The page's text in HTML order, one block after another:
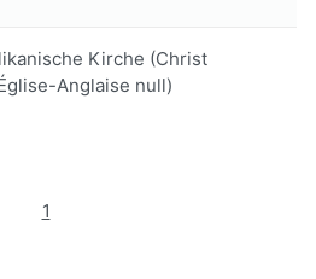
Kirche (Christ
Anglaise null)
1